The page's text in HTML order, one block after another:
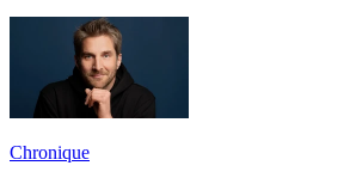
Chronique